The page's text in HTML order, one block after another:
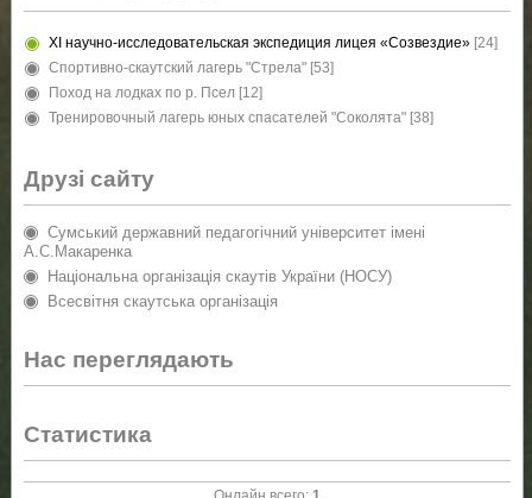
XI научно-исследовательская экспедиция лицея «Созвездие» [24]
Спортивно-скаутский лагерь "Стрела" [53]
Поход на лодках по р. Псел [12]
Тренировочный лагерь юных спасателей "Соколята" [38]
Друзі сайту
Сумський державний педагогічний університет імені
А.С.Макаренка
Національна організація скаутів України (НОСУ)
Всесвітня скаутська організація
Нас переглядають
Статистика